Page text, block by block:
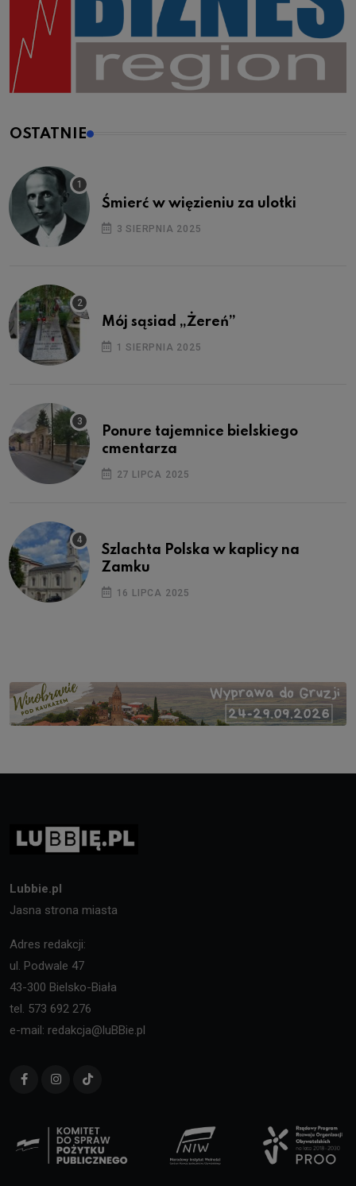
OSTATNIE
Śmierć w więzieniu za ulotki
3 SIERPNIA 2025
Mój sąsiad „Żereń”
1 SIERPNIA 2025
Ponure tajemnice bielskiego
cmentarza
27 LIPCA 2025
Szlachta Polska w kaplicy na
Zamku
16 LIPCA 2025
Lubbie.pl
Jasna strona miasta
Adres redakcji:
ul. Podwale 47
43-300 Bielsko-Biała
tel. 573 692 276
e-mail: redakcja@luBBie.pl